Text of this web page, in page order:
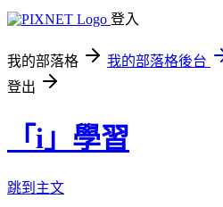
登入
我的部落格 我的部落格後台
登出
「i」學習
跳到主文